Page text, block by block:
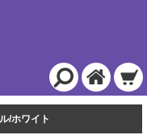
/ホワイト